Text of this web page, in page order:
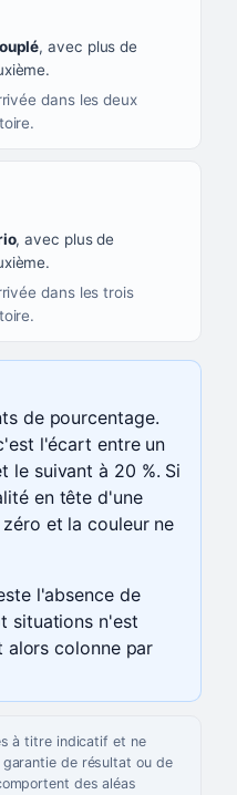
, avec plus de
dans les deux
turquoise
, avec plus de
dans les trois
de pourcentage.
l'écart entre un
le suivant à 20 %. Si
en tête d'une
et la couleur ne
l'absence de
situations n'est
alors colonne par
à titre indicatif et ne
de résultat ou de
des aléas